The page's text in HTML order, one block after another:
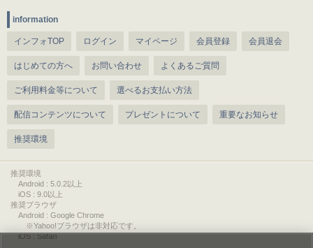
information
インフォTOP ログイン マイページ 会員登録 会員退会
はじめての方へ お問い合わせ よくあるご質問
ご利用料金等について 選べるお支払い方法
配信コンテンツについて プレゼントについて 重要なお知らせ
推奨環境
推奨環境
Android : 5.0.2以上
iOS : 9.0以上
推奨ブラウザ
Android : Google Chrome
※Yahoo!ブラウザは非対応です。
iOS : Safari